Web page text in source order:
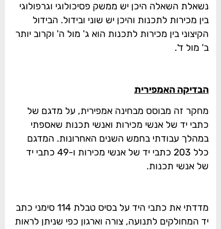
נשאלת השאלה היכן יש ממשק פסיכולוגי וגרפולוגי
בין מכירות לתכנות והיכן יש שוני ובידול. הבידול
הקיצוני בין מכירות לתכנות הוא ג' מול ה' וקרוב יותר
ב' מול ד'.
הבדיקה האמפירית
מחקר זה מבוסס מבחינה אמפירית, על מדגם של
כתבי יד של אנשי מכירות ואנשי תכנות שאספתי
במהלך עבודתי בחמש השנים האחרונות. המדגם
כלל 203 כתבי יד של אנשי מכירות ו-49 כתבי יד
של אנשי תכנות.
מדדתי את כתבי היד על בסיס טבלת 114 סימני כתב
יד המחולקים לתנועה, צורה וארגון כפי שניתן לראות